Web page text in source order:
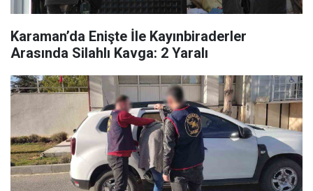
Karaman’da Enişte İle Kayınbiraderler
Arasında Silahlı Kavga: 2 Yaralı